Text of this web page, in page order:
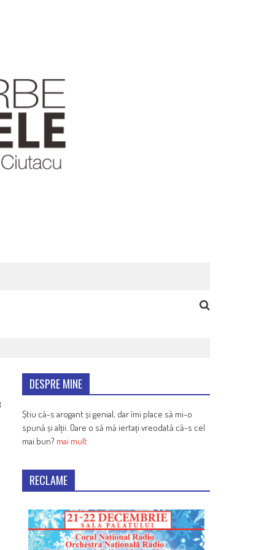
DESPRE MINE
Știu că-s arogant și genial, dar îmi place să mi-o
spună și alții. Oare o să mă iertați vreodată că-s cel
mai bun? mai mult
RECLAME